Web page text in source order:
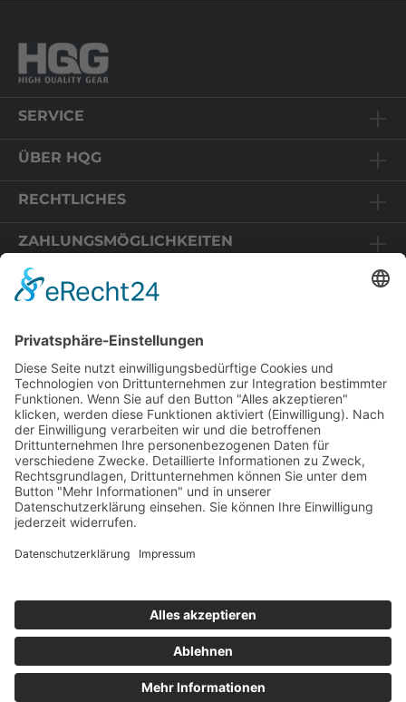
Relaunch HQG-Shop
Wir freuen uns, dass Sie uns wieder
besuchen! Wir haben unseren Shop
technisch komplett überarbeitet.
Um Ihre Daten zu schützen, bitten wir
Sie Ihr Passwort zu aktualisieren. Nutzen
Sie dazu den "Passwort aktualisieren"-
Button.
SERVICE
ÜBER HQG
RECHTLICHES
ZAHLUNGSMÖGLICHKEITEN
Sie befinden sich auf einem Online-Shop in Deutschland.
Die angezeigten Preise enthalten daher 19% MwSt und
werden im Zuge des Bestellvorganges auf Basis der EU-
Mehrwertsteuervorschriften für Fernverkäufe mit dem
MwSt-Satz Ihrer Lieferanschrift umgerechnet.
* Alle Preise inkl. gesetzl. Mehrwertsteuer zzgl.
Versandkostenund ggf. Nachnahmegebühren, wenn nicht
anders angegeben.